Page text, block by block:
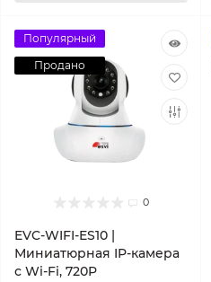
Популярный
Продано
0
EVC-WIFI-ES10 |
Миниатюрная IP-камера
с Wi-Fi, 720P